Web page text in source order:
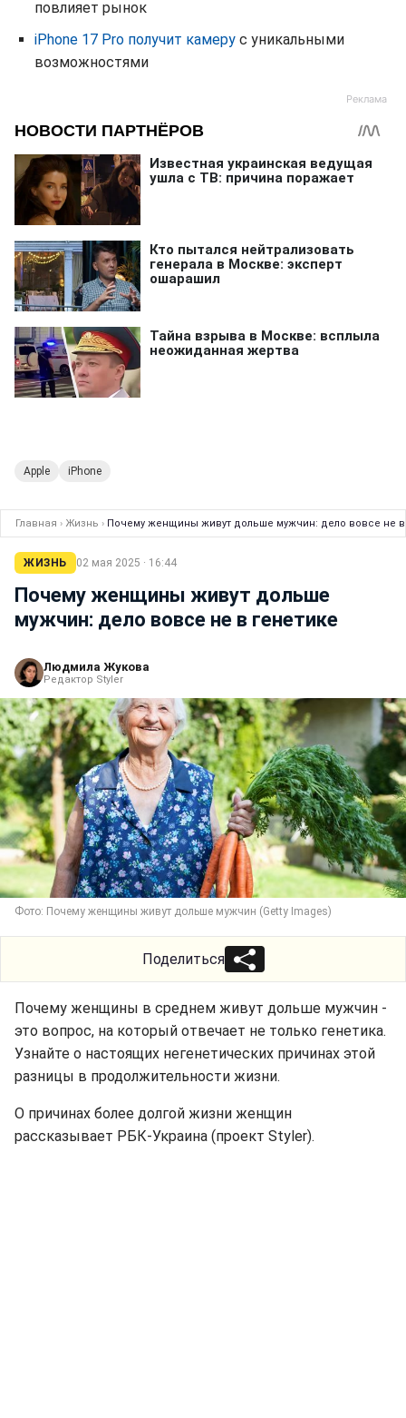
повлияет рынок
iPhone 17 Pro получит камеру с уникальными
возможностями
Apple iPhone
Главная › Жизнь › Почему женщины живут дольше мужчин: дело вовсе не в
ЖИЗНЬ 02 мая 2025 · 16:44
Почему женщины живут дольше
мужчин: дело вовсе не в генетике
Людмила Жукова
Редактор Styler
Фото: Почему женщины живут дольше мужчин (Getty Images)
Поделиться
Почему женщины в среднем живут дольше мужчин -
это вопрос, на который отвечает не только генетика.
Узнайте о настоящих негенетических причинах этой
разницы в продолжительности жизни.
О причинах более долгой жизни женщин
рассказывает РБК-Украина (проект Styler).